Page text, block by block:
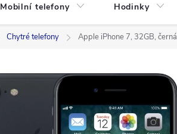
Mobilní telefony Hodinky
Chytré telefony Apple iPhone 7, 32GB, černá